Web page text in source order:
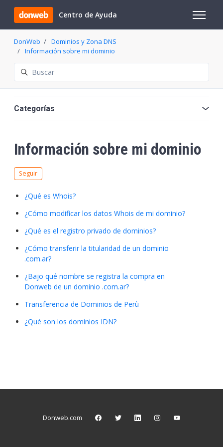
Saltar al contenido principal
Centro de Ayuda
Abrir/
DonWeb
Dominios y Zona DNS
Información sobre mi dominio
Búsqueda
Información sobre mi dominio
Seguir
¿Qué es Whois?
¿Cómo modificar los datos Whois de mi dominio?
¿Qué es el registro privado de dominios?
¿Cómo transferir la titularidad de un dominio
.com.ar?
¿Bajo qué nombre se registra la compra en
Donweb de un dominio .com.ar?
Transferencia de Dominios de Perù
¿Qué son los dominios IDN?
Categorías
Donweb.com